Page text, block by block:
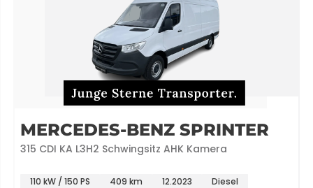
MERCEDES-BENZ SPRINTER
315 CDI KA L3H2 Schwingsitz AHK Kamera
110 kW / 150 PS 409 km 12.2023
Diesel